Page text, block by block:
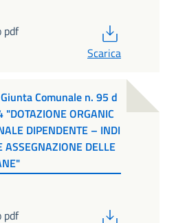
pdf
Scarica
Comunale n. 95 d
ORGANIC
DIPENDENTE – INDI
ASSEGNAZIONE DELLE
pdf